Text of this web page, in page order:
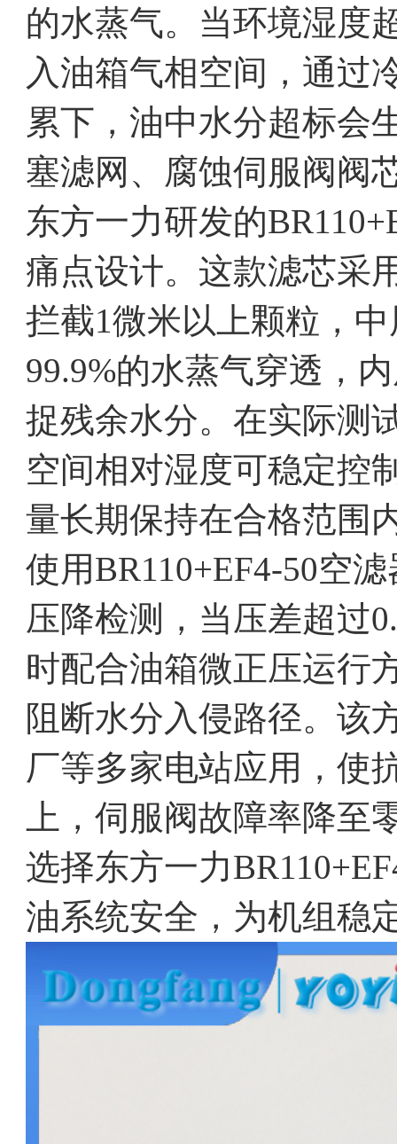
的水蒸气。当环境湿度
入油箱气相空间，通过
累下，油中水分超标会
塞滤网、腐蚀伺服阀阀
东方一力研发的
痛点设计。这款滤芯采
拦截1微米以上颗粒，
99.9%的水蒸气穿透，
捉残余水分。在实际测
空间相对湿度可稳定控
量长期保持在合格范围
使用BR110+EF4-50空
压降检测，当压差超过
时配合油箱微正压运行
阻断水分入侵路径。该
厂等多家电站应用，使
上，伺服阀故障率降至
选择东方一力
油系统安全，为机组稳